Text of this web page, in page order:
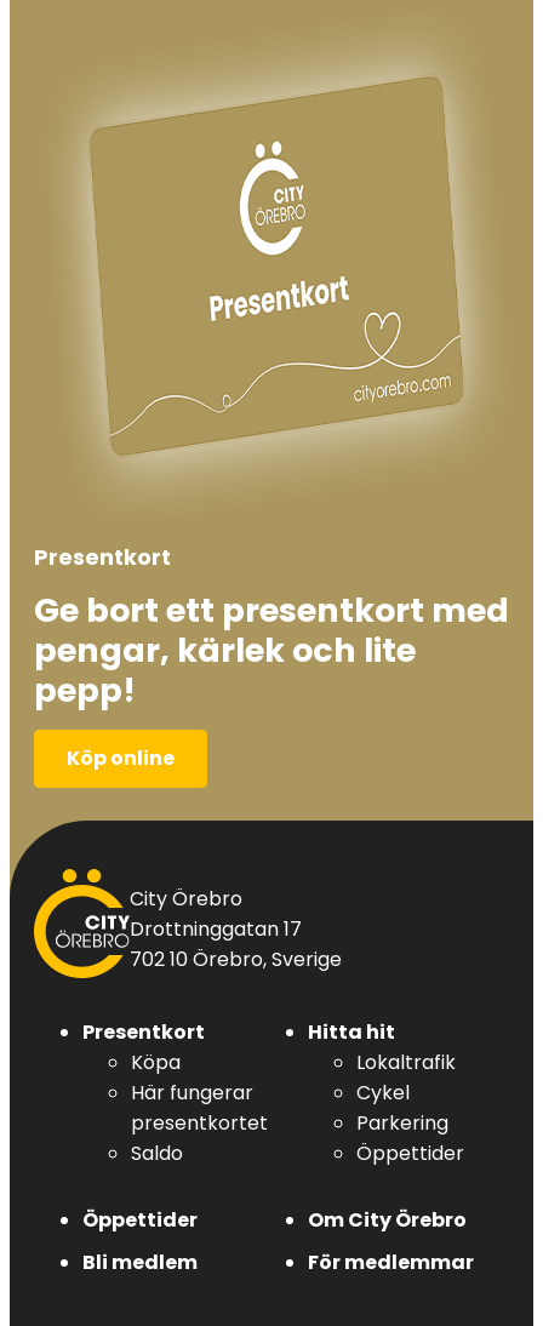
Presentkort
Ge bort ett presentkort med
pengar, kärlek och lite
pepp!
Köp online
City
Örebro
City Örebro
Drottninggatan 17
702 10 Örebro, Sverige
Presentkort
Köpa
Här fungerar
presentkortet
Saldo
Hitta hit
Lokaltrafik
Cykel
Parkering
Öppettider
Öppettider
Om City Örebro
Bli medlem
För medlemmar